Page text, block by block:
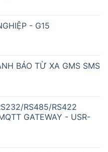
- G15
BÁO TỪ XA GMS SMS
RS485/RS422
GATEWAY - USR-